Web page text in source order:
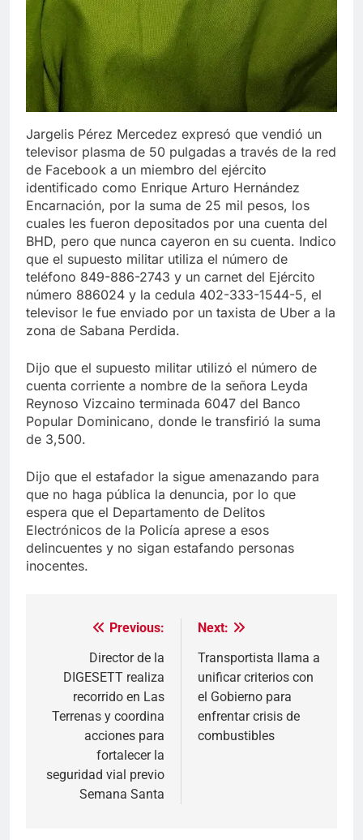
Jargelis Pérez Mercedez expresó que vendió un
televisor plasma de 50 pulgadas a través de la red
de Facebook a un miembro del ejército
identificado como Enrique Arturo Hernández
Encarnación, por la suma de 25 mil pesos, los
cuales les fueron depositados por una cuenta del
BHD, pero que nunca cayeron en su cuenta. Indico
que el supuesto militar utiliza el número de
teléfono 849-886-2743 y un carnet del Ejército
número 886024 y la cedula 402-333-1544-5, el
televisor le fue enviado por un taxista de Uber a la
zona de Sabana Perdida.
Dijo que el supuesto militar utilizó el número de
cuenta corriente a nombre de la señora Leyda
Reynoso Vizcaino terminada 6047 del Banco
Popular Dominicano, donde le transfirió la suma
de 3,500.
Dijo que el estafador la sigue amenazando para
que no haga pública la denuncia, por lo que
espera que el Departamento de Delitos
Electrónicos de la Policía aprese a esos
delincuentes y no sigan estafando personas
inocentes.
Navegación
entradas
Previous:
Director de la
DIGESETT realiza
recorrido en Las
Terrenas y coordina
acciones para
fortalecer la
seguridad vial previo
Semana Santa
Next:
Transportista llama a
unificar criterios con
el Gobierno para
enfrentar crisis de
combustibles